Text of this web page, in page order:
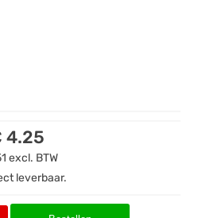
4.25
excl. BTW
leverbaar.